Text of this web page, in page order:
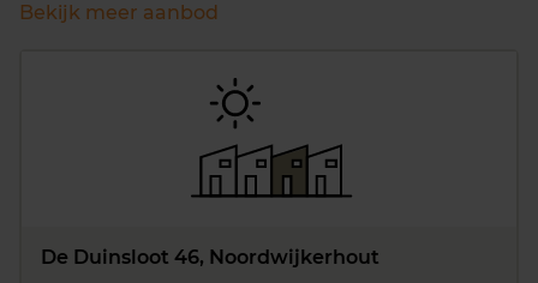
Bekijk meer aanbod
De Duinsloot 46, Noordwijkerhout